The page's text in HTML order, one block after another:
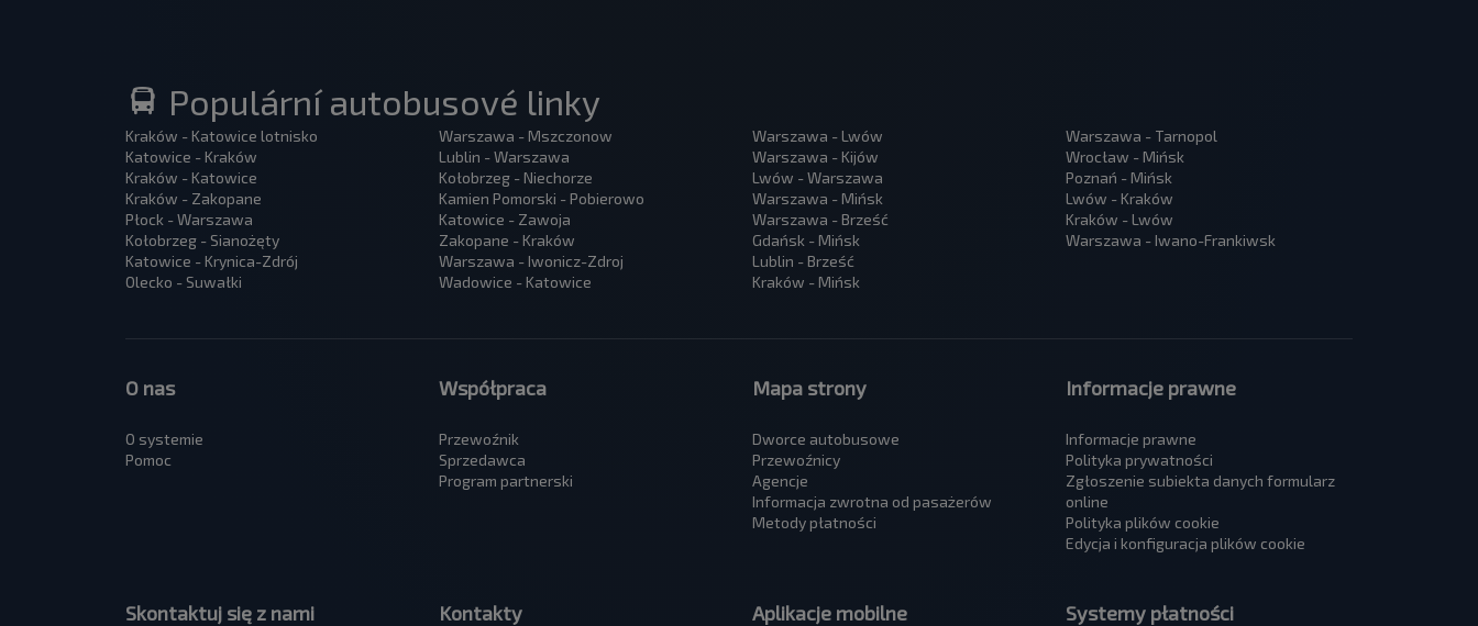
Populární autobusové linky
Kraków - Katowice lotnisko
Katowice - Kraków
Kraków - Katowice
Kraków - Zakopane
Płock - Warszawa
Kołobrzeg - Sianożęty
Katowice - Krynica-Zdrój
Olecko - Suwałki
Warszawa - Mszczonow
Lublin - Warszawa
Kołobrzeg - Niechorze
Kamien Pomorski - Pobierowo
Katowice - Zawoja
Zakopane - Kraków
Warszawa - Iwonicz-Zdroj
Wadowice - Katowice
Warszawa - Lwów
Warszawa - Kijów
Lwów - Warszawa
Warszawa - Mińsk
Warszawa - Brześć
Gdańsk - Mińsk
Lublin - Brześć
Kraków - Mińsk
Warszawa - Tarnopol
Wrocław - Mińsk
Poznań - Mińsk
Lwów - Kraków
Kraków - Lwów
Warszawa - Iwano-Frankiwsk
O nas
O systemie
Pomoc
Współpraca
Przewoźnik
Sprzedawca
Program partnerski
Mapa strony
Dworce autobusowe
Przewoźnicy
Agencje
Informacja zwrotna od pasażerów
Metody płatności
Informacje prawne
Informacje prawne
Polityka prywatności
Zgłoszenie subiekta danych formularz
online
Polityka plików cookie
Edycja i konfiguracja plików cookie
Skontaktuj się z nami Kontakty Aplikacje mobilne Systemy płatności